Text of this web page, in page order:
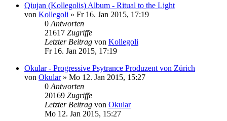
Qiujan (Kollegolis) Album - Ritual to the Light
von Kollegoli » Fr 16. Jan 2015, 17:19
0 Antworten
21617 Zugriffe
Letzter Beitrag von Kollegoli
Fr 16. Jan 2015, 17:19
Okular - Progressive Psytrance Produzent von Zürich
von Okular» Mo 12. Jan 2015, 15:27
0 Antworten
20169 Zugriffe
Letzter Beitrag von Okular
Mo 12. Jan 2015, 15:27